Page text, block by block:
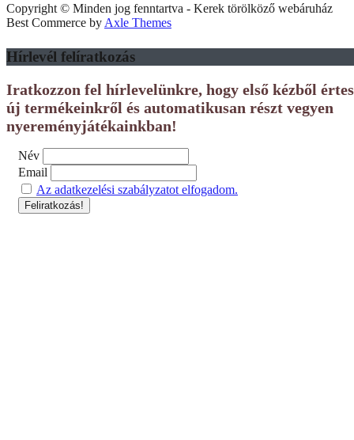
Copyright © Minden jog fenntartva - Kerek törölköző webáruház
Best Commerce by Axle Themes
Hírlevél felíratkozás
Iratkozzon fel hírlevelünkre, hogy első kézből
új termékeinkről és automatikusan részt vegyen
nyereményjátékainkban!
Név
Email
Az adatkezelési szabályzatot elfogadom.